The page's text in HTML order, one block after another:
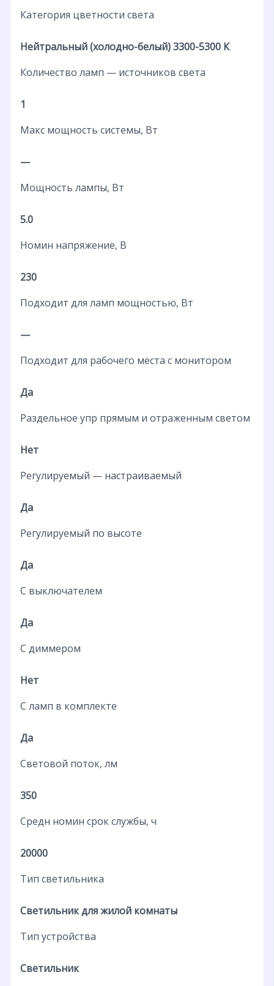
Категория цветности света
Нейтральный (холодно-белый) 3300-5300 К
Количество ламп — источников света
1
Макс мощность системы, Вт
—
Мощность лампы, Вт
5.0
Номин напряжение, В
230
Подходит для ламп мощностью, Вт
—
Подходит для рабочего места с монитором
Да
Раздельное упр прямым и отраженным светом
Нет
Регулируемый — настраиваемый
Да
Регулируемый по высоте
Да
С выключателем
Да
С диммером
Нет
С ламп в комплекте
Да
Световой поток, лм
350
Средн номин срок службы, ч
20000
Тип светильника
Светильник для жилой комнаты
Тип устройства
Светильник